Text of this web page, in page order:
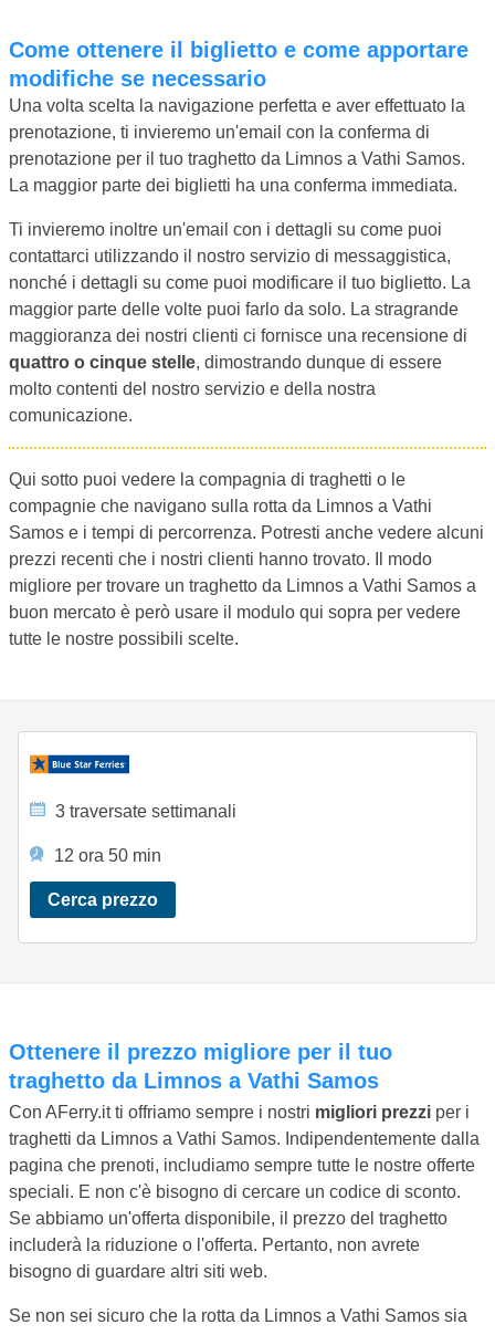
Come ottenere il biglietto e come apportare
modifiche se necessario
Una volta scelta la navigazione perfetta e aver effettuato la
prenotazione, ti invieremo un'email con la conferma di
prenotazione per il tuo traghetto da Limnos a Vathi Samos.
La maggior parte dei biglietti ha una conferma immediata.
Ti invieremo inoltre un'email con i dettagli su come puoi
contattarci utilizzando il nostro servizio di messaggistica,
nonché i dettagli su come puoi modificare il tuo biglietto. La
maggior parte delle volte puoi farlo da solo. La stragrande
maggioranza dei nostri clienti ci fornisce una recensione di
quattro o cinque stelle, dimostrando dunque di essere
molto contenti del nostro servizio e della nostra
comunicazione.
Qui sotto puoi vedere la compagnia di traghetti o le
compagnie che navigano sulla rotta da Limnos a Vathi
Samos e i tempi di percorrenza. Potresti anche vedere alcuni
prezzi recenti che i nostri clienti hanno trovato. Il modo
migliore per trovare un traghetto da Limnos a Vathi Samos a
buon mercato è però usare il modulo qui sopra per vedere
tutte le nostre possibili scelte.
3 traversate settimanali
12 ora 50 min
Cerca prezzo
Ottenere il prezzo migliore per il tuo
traghetto da Limnos a Vathi Samos
Con AFerry.it ti offriamo sempre i nostri migliori prezzi per i
traghetti da Limnos a Vathi Samos. Indipendentemente dalla
pagina che prenoti, includiamo sempre tutte le nostre offerte
speciali. E non c'è bisogno di cercare un codice di sconto.
Se abbiamo un'offerta disponibile, il prezzo del traghetto
includerà la riduzione o l'offerta. Pertanto, non avrete
bisogno di guardare altri siti web.
Se non sei sicuro che la rotta da Limnos a Vathi Samos sia